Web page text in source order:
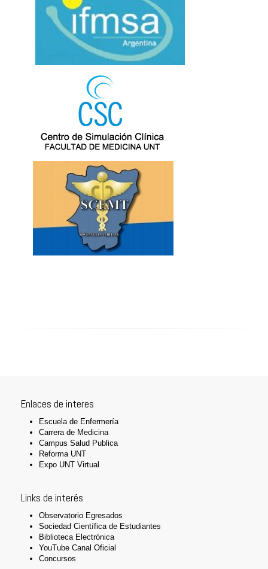
Enlaces de interes
Escuela de Enfermería
Carrera de Medicina
Campus Salud Publica
Reforma UNT
Expo UNT Virtual
Links de interés
Observatorio Egresados
Sociedad Científica de Estudiantes
Biblioteca Electrónica
YouTube Canal Oficial
Concursos